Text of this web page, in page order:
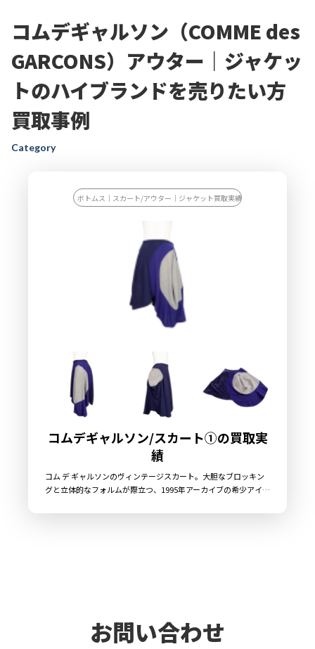
コムデギャルソン（COMME des
GARCONS）アウター｜ジャケッ
トのハイブランドを売りたい方
買取事例
Category
ボトムス｜スカート/アウター｜ジャケット買取実績一覧
コムデギャルソン/スカート①の買取実
績
コム デ ギャルソンのヴィンテージスカート。大胆なブロッキン
グと立体的なフォルムが際立つ、1995年アーカイブの希少アイ
お問い合わせ